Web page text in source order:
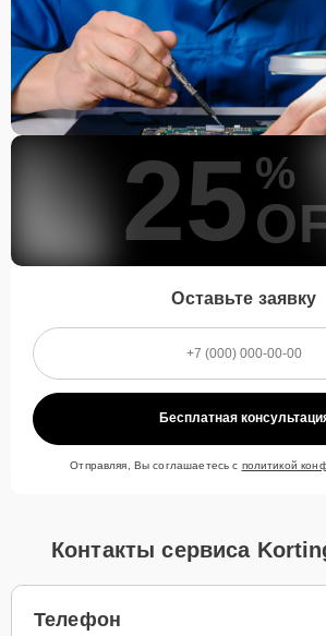
25 %
Оставьте заявку
Бесплатная
Отправляя, Вы соглашаетесь с политикой
Контакты сервиса
Телефон